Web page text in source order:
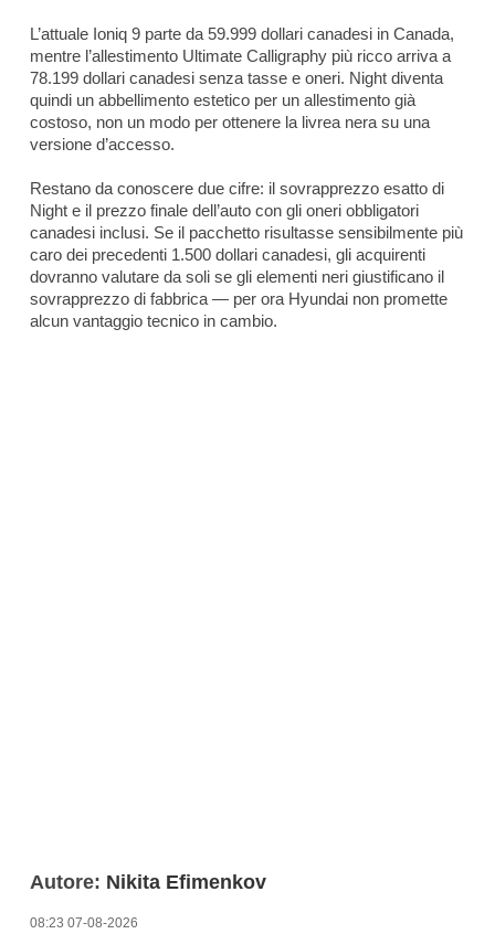
L’attuale Ioniq 9 parte da 59.999 dollari canadesi in Canada,
mentre l’allestimento Ultimate Calligraphy più ricco arriva a
78.199 dollari canadesi senza tasse e oneri. Night diventa
quindi un abbellimento estetico per un allestimento già
costoso, non un modo per ottenere la livrea nera su una
versione d’accesso.
Restano da conoscere due cifre: il sovrapprezzo esatto di
Night e il prezzo finale dell’auto con gli oneri obbligatori
canadesi inclusi. Se il pacchetto risultasse sensibilmente più
caro dei precedenti 1.500 dollari canadesi, gli acquirenti
dovranno valutare da soli se gli elementi neri giustificano il
sovrapprezzo di fabbrica — per ora Hyundai non promette
alcun vantaggio tecnico in cambio.
Autore: Nikita Efimenkov
08:23 07-08-2026